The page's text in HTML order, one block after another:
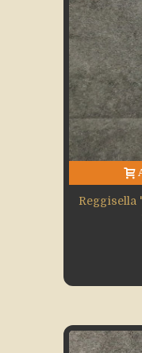
Reggisella